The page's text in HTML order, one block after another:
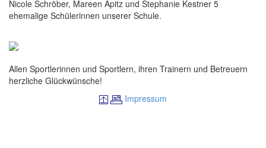
Nicole Schröber, Mareen Apitz und Stephanie Kestner 5
ehemalige Schülerinnen unserer Schule.
Allen Sportlerinnen und Sportlern, ihren Trainern und Betreuern
herzliche Glückwünsche!
Impressum